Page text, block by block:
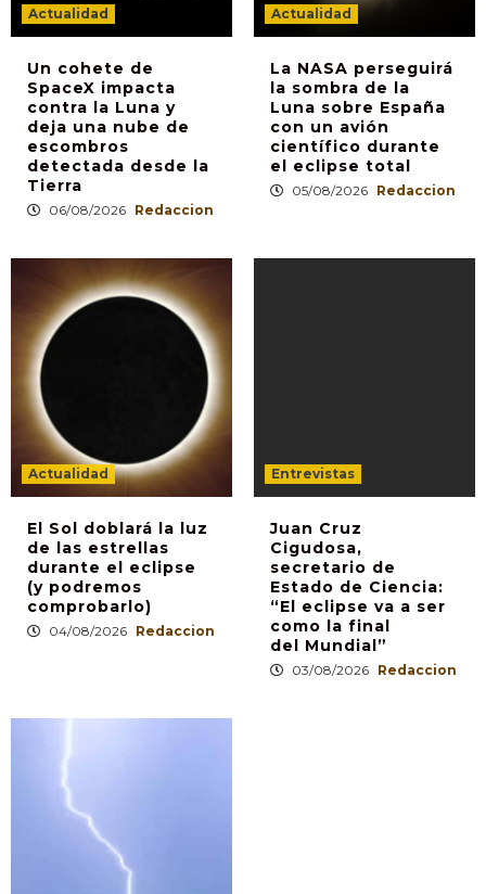
Actualidad
Un cohete de
SpaceX impacta
contra la Luna y
deja una nube de
escombros
detectada desde la
Tierra
06/08/2026 Redaccion
Actualidad
La NASA perseguirá
la sombra de la
Luna sobre España
con un avión
científico durante
el eclipse total
05/08/2026 Redaccion
Actualidad
El Sol doblará la luz
de las estrellas
durante el eclipse
(y podremos
comprobarlo)
04/08/2026 Redaccion
Entrevistas
Juan Cruz
Cigudosa,
secretario de
Estado de Ciencia:
“El eclipse va a ser
como la final
del Mundial”
03/08/2026 Redaccion